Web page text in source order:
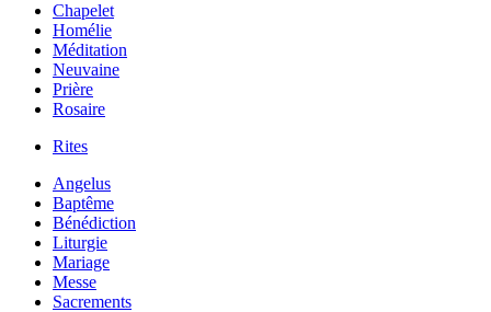
Chapelet
Homélie
Méditation
Neuvaine
Prière
Rosaire
Rites
Angelus
Baptême
Bénédiction
Liturgie
Mariage
Messe
Sacrements